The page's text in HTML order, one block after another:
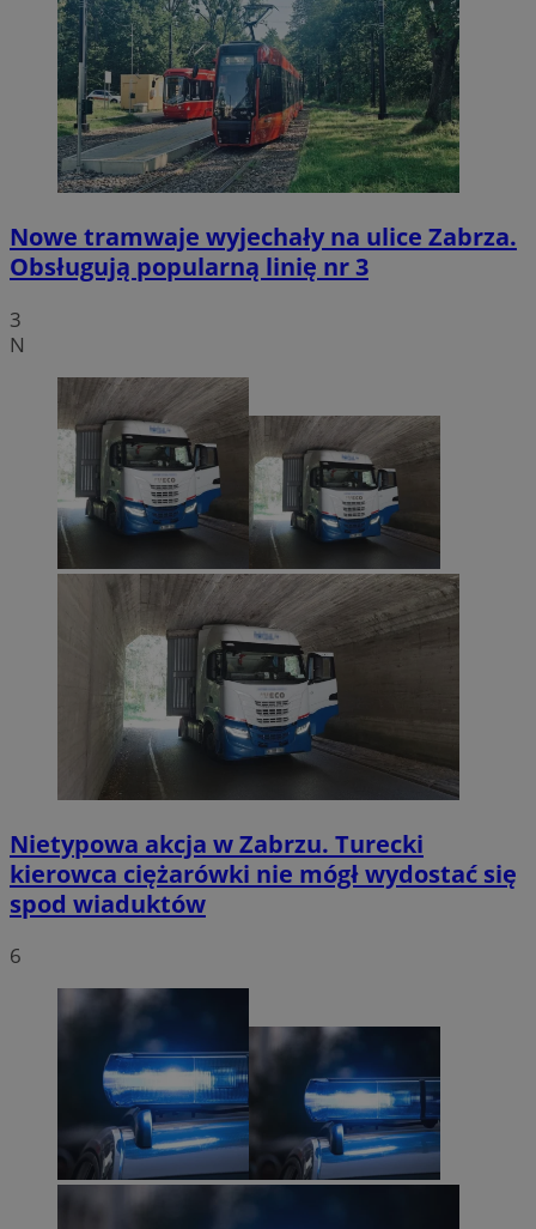
Nowe tramwaje wyjechały na ulice Zabrza.
Obsługują popularną linię nr 3
3
N
Nietypowa akcja w Zabrzu. Turecki
kierowca ciężarówki nie mógł wydostać się
spod wiaduktów
6